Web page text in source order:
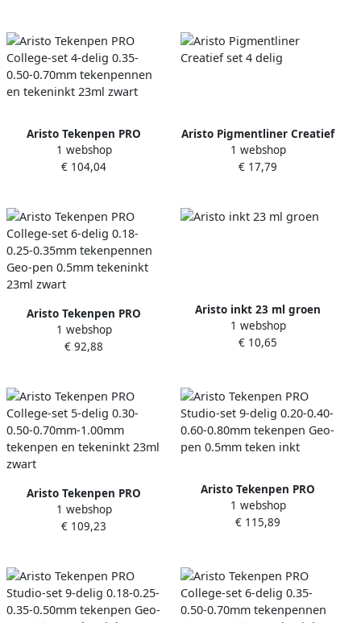
Aristo Tekenpen PRO
College-set 4-delig 0.35-
0.50-0.70mm tekenpennen
1 webshop
€ 104,04
Aristo Pigmentliner Creatief
set 4 delig
1 webshop
€ 17,79
Aristo Tekenpen PRO
College-set 6-delig 0.18-
0.25-0.35mm tekenpennen
1 webshop
€ 92,88
Aristo inkt 23 ml groen
1 webshop
€ 10,65
Aristo Tekenpen PRO
College-set 5-delig 0.30-
0.50-0.70mm-1.00mm
1 webshop
€ 109,23
Aristo Tekenpen PRO
Studio-set 9-delig 0.20-0.40-
0.60-0.80mm tekenpen Geo-
1 webshop
€ 115,89